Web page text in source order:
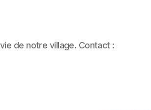
de notre village. Contact :